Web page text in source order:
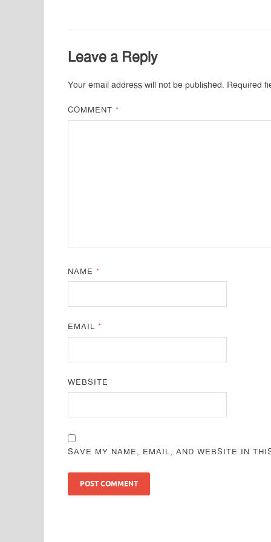
Leave a Reply
Your email address will not be published. Required
COMMENT*
NAME*
EMAIL*
WEBSITE
SAVE MY NAME, EMAIL, AND WEBSITE IN